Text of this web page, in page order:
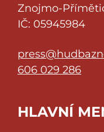
Znojmo-
IČ: 05945984
606 029 286
HLAVNÍ